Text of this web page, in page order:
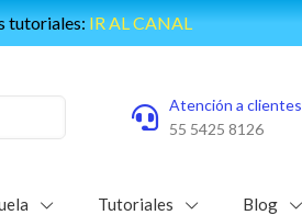
al grupo de WhatsApp
Atención a clientes
55 5425 8126
Tutoriales Blog